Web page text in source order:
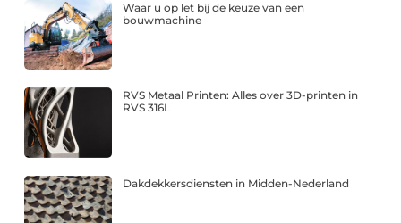
Waar u op let bij de keuze van een
bouwmachine
RVS Metaal Printen: Alles over 3D-printen in
RVS 316L
Dakdekkersdiensten in Midden-Nederland